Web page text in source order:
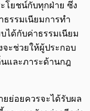
โยชน์กับทุกฝ่าย ซึ่ง
ธรรมเนียมการทำ
ได้กับค่าธรรมเนียม
ะช่วยให้ผู้ประกอบ
และภาระด้านกฎ
ยย่อยควรจะได้รับผล